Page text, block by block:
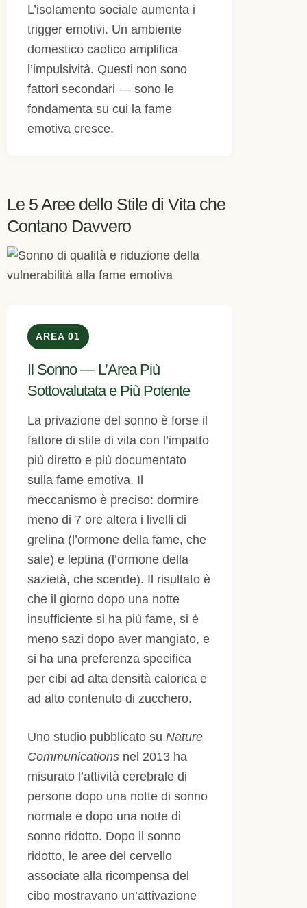
L’isolamento sociale aumenta i
trigger emotivi. Un ambiente
domestico caotico amplifica
l’impulsività. Questi non sono
fattori secondari — sono le
fondamenta su cui la fame
emotiva cresce.
Le 5 Aree dello Stile di Vita che
Contano Davvero
AREA 01
Il Sonno — L’Area Più
Sottovalutata e Più Potente
La privazione del sonno è forse il
fattore di stile di vita con l’impatto
più diretto e più documentato
sulla fame emotiva. Il
meccanismo è preciso: dormire
meno di 7 ore altera i livelli di
grelina (l’ormone della fame, che
sale) e leptina (l’ormone della
sazietà, che scende). Il risultato è
che il giorno dopo una notte
insufficiente si ha più fame, si è
meno sazi dopo aver mangiato, e
si ha una preferenza specifica
per cibi ad alta densità calorica e
ad alto contenuto di zucchero.
Uno studio pubblicato su Nature
Communications nel 2013 ha
misurato l’attività cerebrale di
persone dopo una notte di sonno
normale e dopo una notte di
sonno ridotto. Dopo il sonno
ridotto, le aree del cervello
associate alla ricompensa del
cibo mostravano un’attivazione